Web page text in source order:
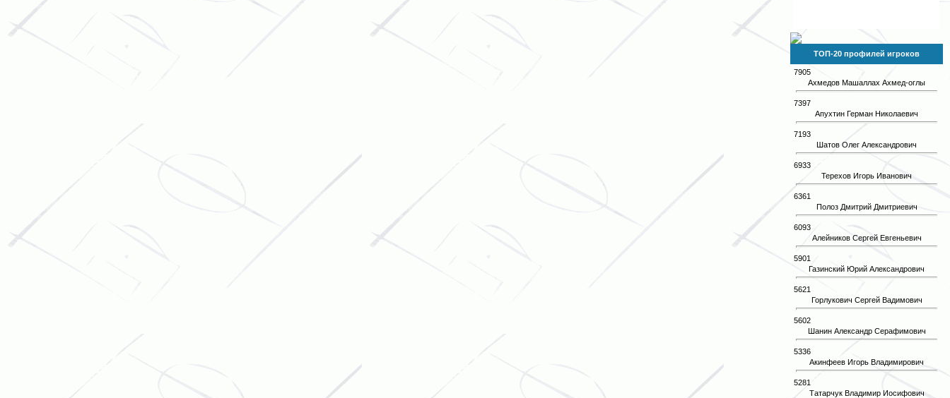
ТОП-20 профилей игроков
7905
Ахмедов Машаллах Ахмед-оглы
7397
Апухтин Герман Николаевич
7193
Шатов Олег Александрович
6933
Терехов Игорь Иванович
6361
Полоз Дмитрий Дмитриевич
6093
Алейников Сергей Евгеньевич
5901
Газинский Юрий Александрович
5621
Горлукович Сергей Вадимович
5602
Шанин Александр Серафимович
5336
Акинфеев Игорь Владимирович
5281
Татарчук Владимир Иосифович